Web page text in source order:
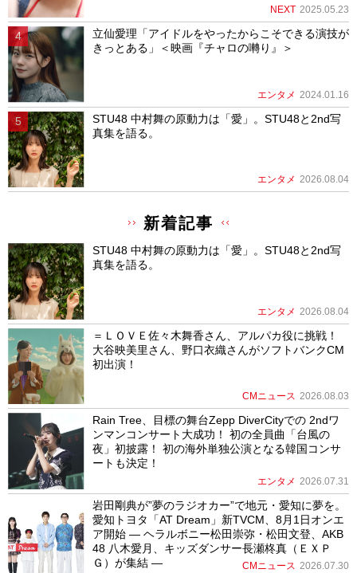
NEXT 2025.05.23
立仙愛理「アイドルをやったからこそできる演技が
きっとある」＜映画『チャロの囀り』＞
エンタメ 2024.01.16
STU48 中村舞の原動力は「愛」。STU48と2nd写
真集を語る。
エンタメ 2026.08.04
新着記事
STU48 中村舞の原動力は「愛」。STU48と2nd写
真集を語る。
エンタメ 2026.08.04
＝ＬＯＶＥ佐々木舞香さん、アルパカ役に挑戦！
大谷映美里さん、野口衣織さんがソフトバンクCM
初出演！
CMニュース 2026.08.03
Rain Tree、目標の舞台Zepp DiverCityでの 2ndワ
ンマンコンサート大成功！ 初の全員曲「台風の
夜」初披露！ 初の海外単独公演となる韓国コンサ
ートも決定！
エンタメ 2026.07.31
岩田剛典が”夢のラジオカー”で地元・愛知に夢を。
愛知トヨタ「AT Dream」新TVCM、8月1日オンエ
ア開始 ― ヘラルボニー松田崇弥・松田文登、AKB
48 八木愛月、キッズダンサー長瀬柊真（ＥＸＰ
Ｇ）が集結 ―
CMニュース 2026.07.30